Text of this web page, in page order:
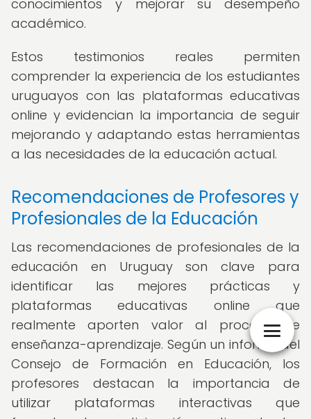
conocimientos y mejorar su desempeño
académico.
Estos testimonios reales permiten
comprender la experiencia de los estudiantes
uruguayos con las plataformas educativas
online y evidencian la importancia de seguir
mejorando y adaptando estas herramientas
a las necesidades de la educación actual.
Recomendaciones de Profesores y
Profesionales de la Educación
Las recomendaciones de profesionales de la
educación en Uruguay son clave para
identificar las mejores prácticas y
plataformas educativas online que
realmente aporten valor al proceso de
enseñanza-aprendizaje. Según un informe del
Consejo de Formación en Educación, los
profesores destacan la importancia de
utilizar plataformas interactivas que